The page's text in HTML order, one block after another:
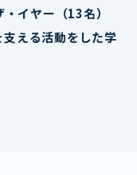
イヤー（13名）
える活動をした学